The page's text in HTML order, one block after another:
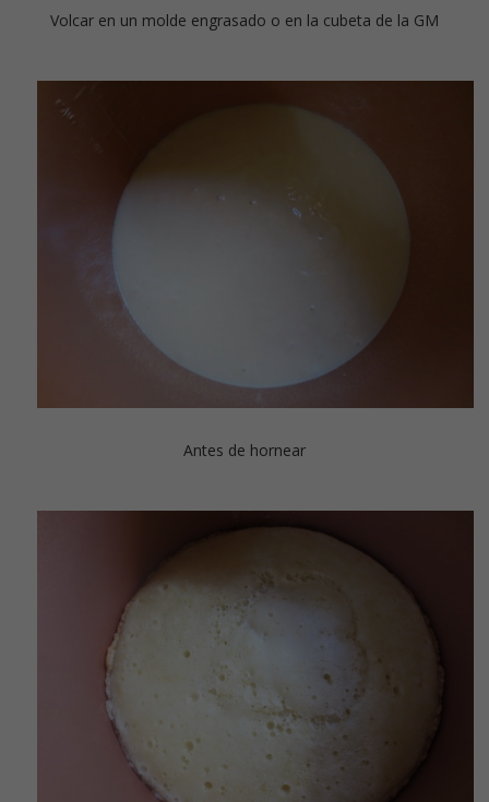
Volcar en un molde engrasado o en la cubeta de la GM
Antes de hornear